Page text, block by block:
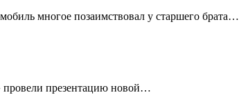
многое позаимствовал у старшего брата…
презентацию новой…